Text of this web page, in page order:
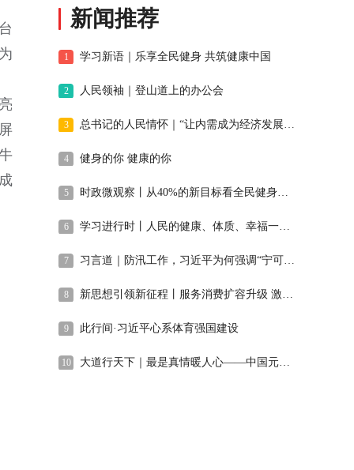
新闻推荐
1 学习新语｜乐享全民健身 共筑健康中国
2 人民领袖｜登山道上的办公会
3 总书记的人民情怀｜“让内需成为经济发展的主动力”
4 健身的你 健康的你
5 时政微观察丨从40%的新目标看全民健身事业高质量发展
6 学习进行时丨人民的健康、体质、幸福一脉相承
7 习言道｜防汛工作，习近平为何强调“宁可十防九空”？
8 新思想引领新征程丨服务消费扩容升级 激发内需新活力
9 此行间·习近平心系体育强国建设
10 大道行天下｜最是真情暖人心——中国元首外交的世界情怀与大国气派